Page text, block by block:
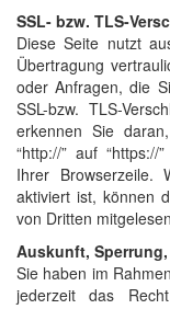
SSL- bzw. TLS-
Diese Seite nutzt
Übertragung
oder Anfragen, die
SSL-bzw. TLS-
erkennen Sie
“http://” auf
Ihrer Browserzeile.
aktiviert ist, können
von Dritten
Auskunft,
Sie haben im
jederzeit das